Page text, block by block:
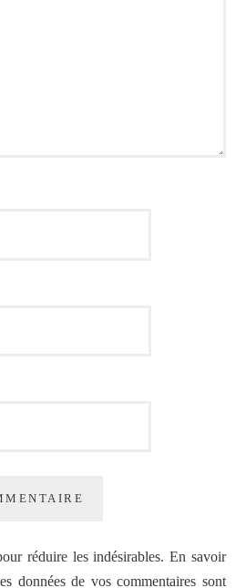
réduire les indésirables. En savoir
données de vos commentaires sont